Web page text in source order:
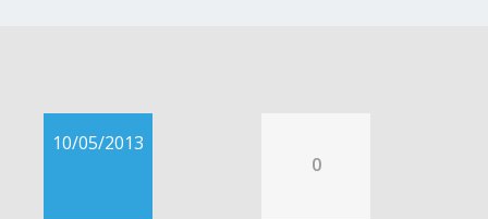
10/05/2013
0